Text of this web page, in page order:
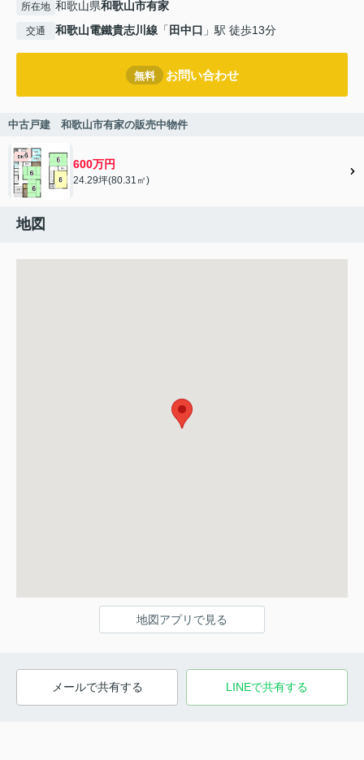
所在地 和歌山県和歌山市有家
交通 和歌山電鐵貴志川線 「 田中口 」駅 徒歩13分
無料 お問い合わせ
中古戸建 和歌山市有家の販売中物件
600万円
24.29坪(80.31㎡)
地図
地図アプリで見る
メールで共有する LINEで共有する